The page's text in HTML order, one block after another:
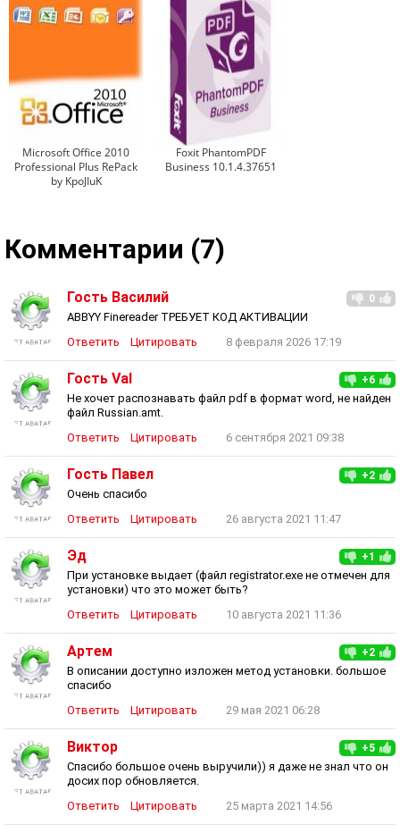
Microsoft Office 2010
Professional Plus RePack
by KpoJIuK
Foxit PhantomPDF
Business 10.1.4.37651
Комментарии (7)
0
Гость Василий
ABBYY Finereader ТРЕБУЕТ КОД АКТИВАЦИИ
Ответить
Цитировать 8 февраля 2026 17:19
+6
Гость Val
Не хочет распознавать файл pdf в формат word, не найден
файл Russian.amt.
Ответить
Цитировать 6 сентября 2021 09:38
+2
Гость Павел
Очень спасибо
Ответить
Цитировать 26 августа 2021 11:47
+1
Эд
При установке выдает (файл registrator.exe не отмечен для
установки) что это может быть?
Ответить
Цитировать 10 августа 2021 11:36
+2
Артем
В описании доступно изложен метод установки. большое
спасибо
Ответить
Цитировать 29 мая 2021 06:28
+5
Виктор
Спасибо большое очень выручили)) я даже не знал что он
досих пор обновляется.
Ответить
Цитировать 25 марта 2021 14:56